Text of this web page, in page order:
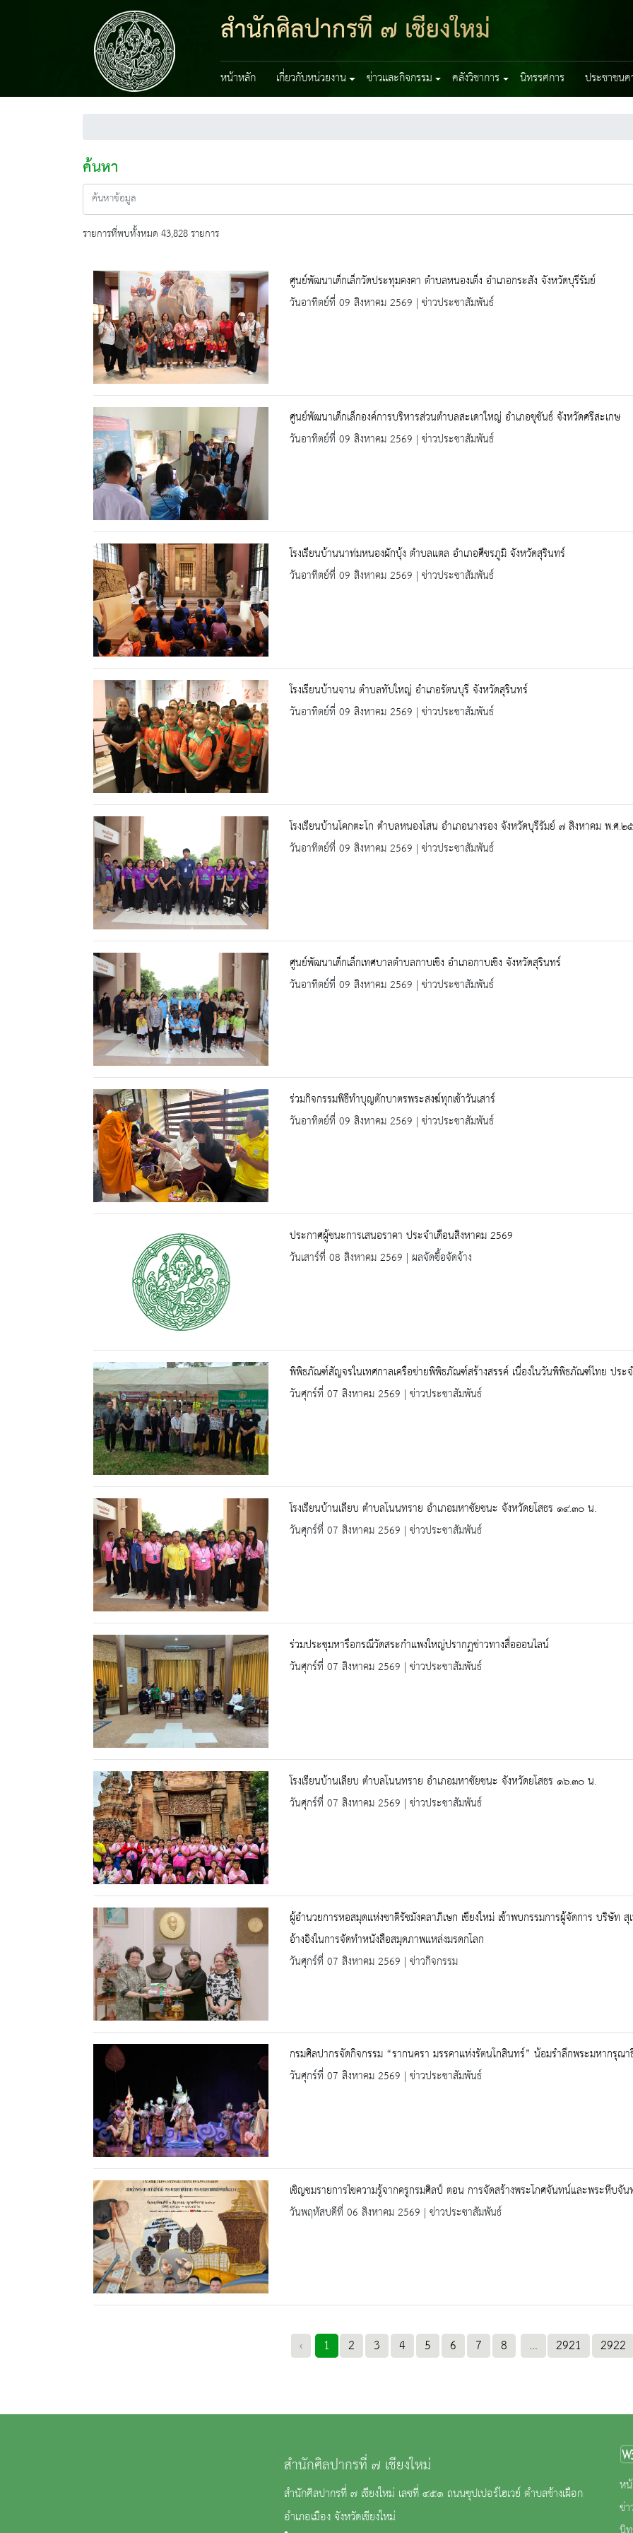
สำนักศิลปากรที่ ๗ เชียงใหม่
หน้าหลัก เกี่ยวกับหน่วยงาน ข่าวและกิจกรรม คลังวิชาการ นิทรรศการ ประชาชน
ค้นหา
รายการที่พบทั้งหมด 43,828 รายการ
ศูนย์พัฒนาเด็กเล็กวัดประทุมคงคา ตำบลหนองเต็ง อำเภอกระสัง จังหวัดบุรีรัมย์
วันอาทิตย์ที่ 09 สิงหาคม 2569 | ข่าวประชาสัมพันธ์
ศูนย์พัฒนาเด็กเล็กองค์การบริหารส่วนตำบลสะเดาใหญ่ อำเภอขุขันธ์ จังหวัดศรีสะเกษ
วันอาทิตย์ที่ 09 สิงหาคม 2569 | ข่าวประชาสัมพันธ์
โรงเรียนบ้านนาท่มหนองผักบุ้ง ตำบลแตล อำเภอศีขรภูมิ จังหวัดสุรินทร์
วันอาทิตย์ที่ 09 สิงหาคม 2569 | ข่าวประชาสัมพันธ์
โรงเรียนบ้านจาน ตำบลทับใหญ่ อำเภอรัตนบุรี จังหวัดสุรินทร์
วันอาทิตย์ที่ 09 สิงหาคม 2569 | ข่าวประชาสัมพันธ์
โรงเรียนบ้านโคกตะโก ตำบลหนองโสน อำเภอนางรอง จังหวัดบุรีรัมย์ ๗ สิงหาคม พ.ศ.
วันอาทิตย์ที่ 09 สิงหาคม 2569 | ข่าวประชาสัมพันธ์
ศูนย์พัฒนาเด็กเล็กเทศบาลตำบลกาบเชิง อำเภอกาบเชิง จังหวัดสุรินทร์
วันอาทิตย์ที่ 09 สิงหาคม 2569 | ข่าวประชาสัมพันธ์
ร่วมกิจกรรมพิธีทำบุญตักบาตรพระสงฆ์ทุกเช้าวันเสาร์
วันอาทิตย์ที่ 09 สิงหาคม 2569 | ข่าวประชาสัมพันธ์
ประกาศผู้ชนะการเสนอราคา ประจำเดือนสิงหาคม 2569
วันเสาร์ที่ 08 สิงหาคม 2569 | ผลจัดซื้อจัดจ้าง
พิพิธภัณฑ์สัญจรในเทศกาลเครือข่ายพิพิธภัณฑ์สร้างสรรค์ เนื่องในวันพิพิธภัณฑ์ไทย ปร
วันศุกร์ที่ 07 สิงหาคม 2569 | ข่าวประชาสัมพันธ์
โรงเรียนบ้านเลียบ ตำบลโนนทราย อำเภอมหาชัยชนะ จังหวัดยโสธร ๑๔.๓๐ น.
วันศุกร์ที่ 07 สิงหาคม 2569 | ข่าวประชาสัมพันธ์
ร่วมประชุมหารือกรณีวัดสระกำแพงใหญ่ปรากฏข่าวทางสื่อออนไลน์
วันศุกร์ที่ 07 สิงหาคม 2569 | ข่าวประชาสัมพันธ์
โรงเรียนบ้านเลียบ ตำบลโนนทราย อำเภอมหาชัยชนะ จังหวัดยโสธร ๑๖.๓๐ น.
วันศุกร์ที่ 07 สิงหาคม 2569 | ข่าวประชาสัมพันธ์
ผู้อำนวยการหอสมุดแห่งชาติรัชมังคลาภิเษก เชียงใหม่ เข้าพบกรรมการผู้จัดการ บริษัท
อ้างอิงในการจัดทำหนังสือสมุดภาพแหล่งมรดกโลก
วันศุกร์ที่ 07 สิงหาคม 2569 | ข่าวกิจกรรม
กรมศิลปากรจัดกิจกรรม “รากนครา มรรคาแห่งรัตนโกสินทร์” น้อมรำลึกพระมหากรุ
วันศุกร์ที่ 07 สิงหาคม 2569 | ข่าวประชาสัมพันธ์
เชิญชมรายการไขความรู้จากครูกรมศิลป์ ตอน การจัดสร้างพระโกศจันทน์และพระหีบจั
วันพฤหัสบดีที่ 06 สิงหาคม 2569 | ข่าวประชาสัมพันธ์
‹ 1 2 3 4 5 6 7 8 ... 2921 2922
สำนักศิลปากรที่ ๗ เชียงใหม่
สำนักศิลปากรที่ ๗ เชียงใหม่ เลขที่ ๔๕๑ ถนนซุปเปอร์ไฮเวย์ ตำบลช้างเผือก
อำเภอเมือง จังหวัดเชียงใหม่
ห
ข่